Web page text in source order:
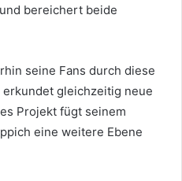
bereichert beide
seine Fans durch diese
gleichzeitig neue
Projekt fügt seinem
eine weitere Ebene